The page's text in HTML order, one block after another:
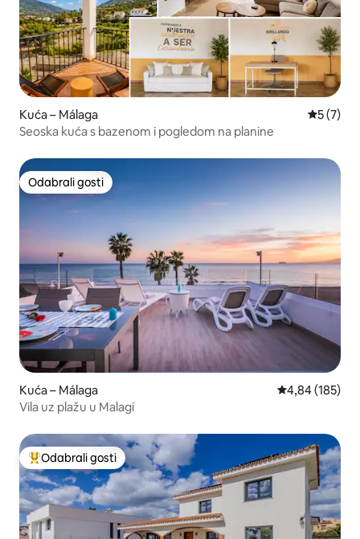
Kuća – Málaga
5 (7)
Seoska kuća s bazenom i pogledom na planine
Odabrali gosti
Odabrali gosti
Kuća – Málaga Prosječna
4,84 (185)
Vila uz plažu u Malagi
Među najviše rangiranima s oznakom „Odabrali gosti”
Odabrali gosti